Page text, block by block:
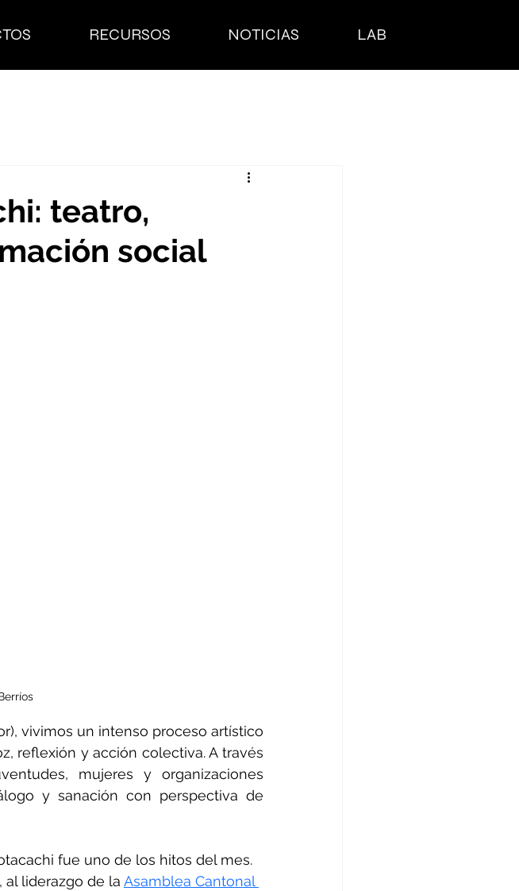
RECURSOS NOTICIAS LAB
teatro,
social
vivimos un intenso proceso artístico
reflexión y acción colectiva. A través
mujeres y organizaciones
y sanación con perspectiva de
fue uno de los hitos del mes.
, al liderazgo de la Asamblea Cantonal